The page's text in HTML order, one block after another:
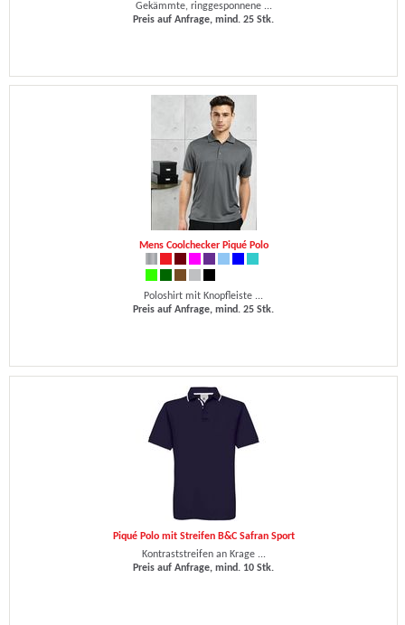
Gekämmte, ringgesponnene ...
Preis auf Anfrage, mind. 25 Stk.
Mens Coolchecker Piqué Polo
Poloshirt mit Knopfleiste ...
Preis auf Anfrage, mind. 25 Stk.
Piqué Polo mit Streifen B&C Safran Sport
Kontraststreifen an Krage ...
Preis auf Anfrage, mind. 10 Stk.